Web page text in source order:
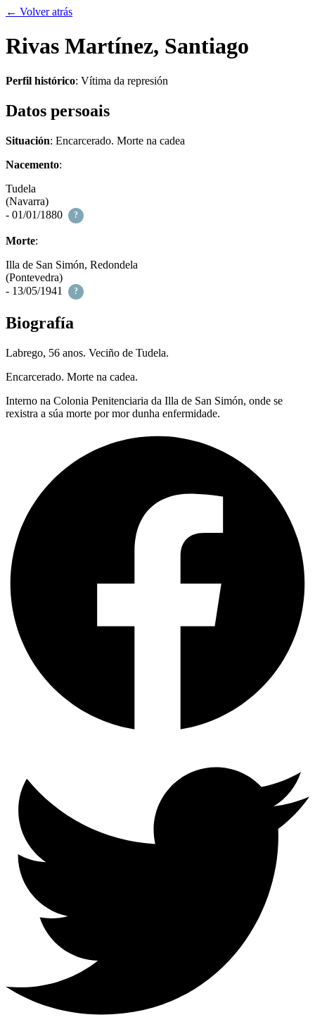
← Volver atrás
Rivas Martínez, Santiago
Perfil histórico: Vítima da represión
Datos persoais
Situación: Encarcerado. Morte na cadea
Nacemento:
Tudela
(Navarra)
- 01/01/1880
?
Morte:
Illa de San Simón, Redondela
(Pontevedra)
- 13/05/1941
?
Biografía
Labrego, 56 anos. Veciño de Tudela.
Encarcerado. Morte na cadea.
Interno na Colonia Penitenciaria da Illa de San Simón, onde se
rexistra a súa morte por mor dunha enfermidade.